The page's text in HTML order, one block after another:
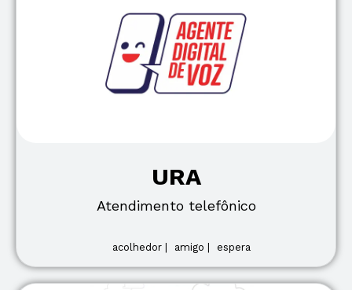
URA
Atendimento telefônico
acolhedor | amigo | espera